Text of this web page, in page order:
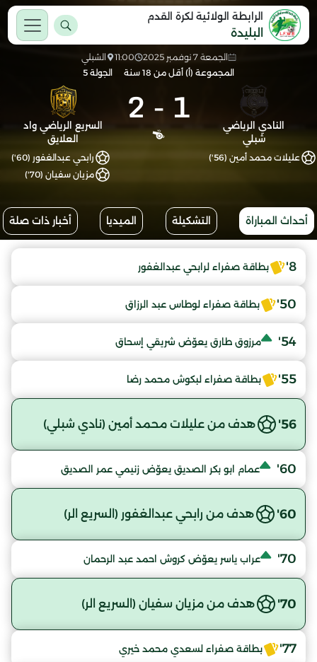
الرابطة الولائية لكرة القدم
البليدة
الجمعة 7 نوفمبر 2025 11:00
الشبلي
المجموعة (أ) أقل من 18 سنة
الجولة 5
النادي الرياضي
شبلي
1
-
2
السريع الرياضي واد
العلايق
عليلات محمد أمين (56')
رابحي عبدالغفور (60')
مزيان سفيان (70')
أحداث المباراة التشكيلة الميديا أخبار ذات صلة
8' بطاقة صفراء لرابحي عبدالغفور
50' بطاقة صفراء لوطاس عبد الرزاق
54' مرزوق طارق يعوّض شريقي إسحاق
55' بطاقة صفراء لبكوش محمد رضا
56' هدف من عليلات محمد أمين (نادي شبلي)
60' عمام ابو بكر الصديق يعوّض زنيمي عمر الصديق
60' هدف من رابحي عبدالغفور (السريع الر)
70' عراب ياسر يعوّض كروش احمد عبد الرحمان
70' هدف من مزيان سفيان (السريع الر)
77' بطاقة صفراء لسعدي محمد خيري